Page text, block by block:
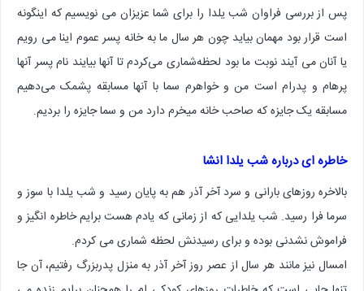
پس از بررسی فراوان شب یلدا را برای شما عزیزان می نویسیم که اینگونه
است قرار بود مهمان بیاید چون هر سال ما به خانه پسر عموم اینا می رویم
یا آنان می آیند نوبت ما بود لحظه‌شماری می‌کردم تا آنها بیایند نام پسر آنها
پرهام و پدرام است من و خواهرم سما با آنها مسابقه پشمک می‌دهیم
مسابقه یک جایزه که صاحب خانه میخرم دارد من و سما جایزه را بردیم.
خاطره ای درباره شب یلدا انشا
بالاخره روزهای بارانی و سرد آخر آذر هم به پایان رسید و شب یلدا با سوز و
سرما فرا رسید. شب یلدایی که از زمانی که یادم هست برایم خاطره انگیز و
فراموش نشدنی بوده و برای رسیدنش لحظه شماری می کردم.
امسال نیز مانند هر سال از عصر روز آخر آذر به منزل پدربزرگ رفتیم، آن جا